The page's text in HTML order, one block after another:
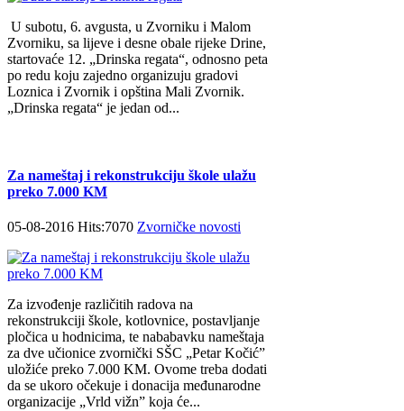
U subotu, 6. avgusta, u Zvorniku i Malom
Zvorniku, sa lijeve i desne obale rijeke Drine,
startovaće 12. „Drinska regata“, odnosno peta
po redu koju zajedno organizuju gradovi
Loznica i Zvornik i opština Mali Zvornik.
„Drinska regata“ je jedan od...
Za nameštaj i rekonstrukciju škole ulažu
preko 7.000 KM
05-08-2016 Hits:7070 Zvorničke novosti
Za izvođenje različitih radova na
rekonstrukciji škole, kotlovnice, postavljanje
pločica u hodnicima, te nababavku nameštaja
za dve učionice zvornički SŠC „Petar Kočić”
uložiće preko 7.000 KM. Ovome treba dodati
da se ukoro očekuje i donacija međunarodne
organizacije „Vrld vižn” koja će...